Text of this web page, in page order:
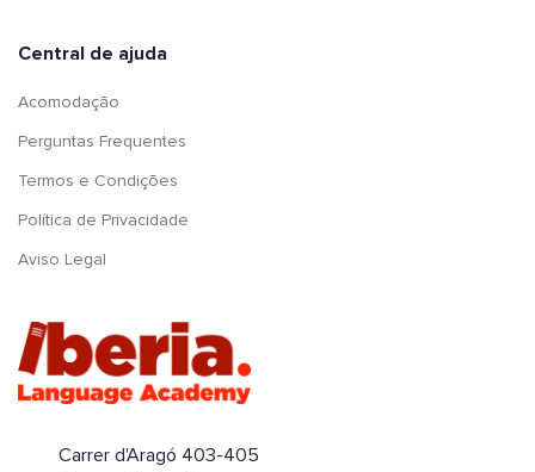
Central de ajuda
Acomodação
Perguntas Frequentes
Termos e Condições
Política de Privacidade
Aviso Legal
Carrer d'Aragó 403-405